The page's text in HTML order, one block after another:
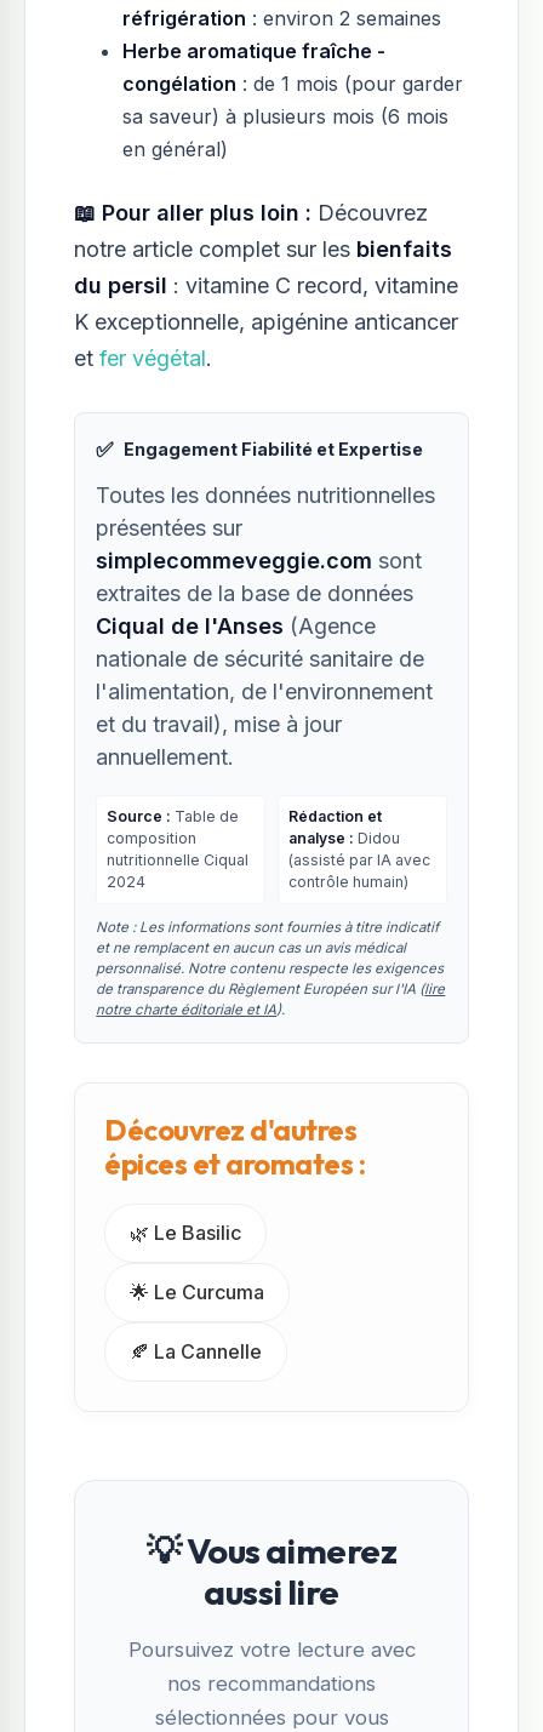
réfrigération : environ 2 semaines
Herbe aromatique fraîche -
congélation : de 1 mois (pour garder
sa saveur) à plusieurs mois (6 mois
en général)
📖 Pour aller plus loin : Découvrez
notre article complet sur les bienfaits
du persil : vitamine C record, vitamine
K exceptionnelle, apigénine anticancer
et fer végétal.
✅ Engagement Fiabilité et Expertise
Toutes les données nutritionnelles
présentées sur
simplecommeveggie.com sont
extraites de la base de données
Ciqual de l'Anses (Agence
nationale de sécurité sanitaire de
l'alimentation, de l'environnement
et du travail), mise à jour
annuellement.
Source : Table de
composition
nutritionnelle Ciqual
2024
Rédaction et
analyse : Didou
(assisté par IA avec
contrôle humain)
Note : Les informations sont fournies à titre indicatif
et ne remplacent en aucun cas un avis médical
personnalisé. Notre contenu respecte les exigences
de transparence du Règlement Européen sur l'IA (lire
notre charte éditoriale et IA).
Découvrez d'autres
épices et aromates :
🌿 Le Basilic
🌟 Le Curcuma
🍂 La Cannelle
💡 Vous aimerez
aussi lire
Poursuivez votre lecture avec
nos recommandations
sélectionnées pour vous